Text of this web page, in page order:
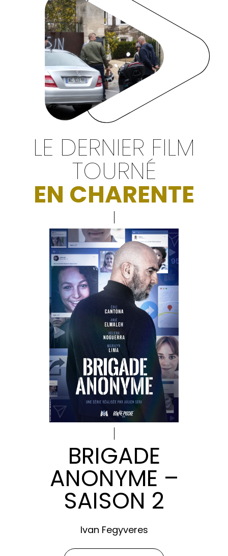
LE DERNIER FILM
TOURNÉ
EN CHARENTE
BRIGADE
ANONYME –
SAISON 2
Ivan Fegyveres